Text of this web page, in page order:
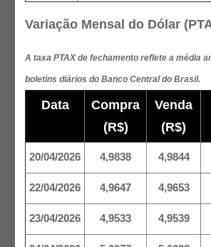
Variação Mensal do Dólar
A taxa PTAX de fechamento reflete a média
boletins diários do Banco Central do Brasil.
Data
Compra
(R$)
Venda
(R$)
20/04/2026 4,9838 4,9844
22/04/2026 4,9647 4,9653
23/04/2026 4,9533 4,9539